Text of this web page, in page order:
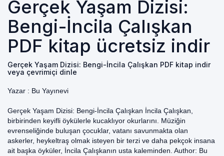
Gerçek Yaşam Dizisi:
Bengi-İncila Çalışkan
PDF kitap ücretsiz indir
Gerçek Yaşam Dizisi: Bengi-İncila Çalışkan PDF kitap indir
veya çevrimiçi dinle
Yazar : Bu Yayınevi
Gerçek Yaşam Dizisi: Bengi-İncila Çalışkan İncila Çalışkan,
birbirinden keyifli öykülerle kucaklıyor okurlarını. Müziğin
evrenseliğinde buluşan çocuklar, vatanı savunmakta olan
askerler, heykeltraş olmak isteyen bir terzi ve daha pekçok insana
ait başka öyküler, İncila Çalışkanın usta kaleminden. Author: Bu